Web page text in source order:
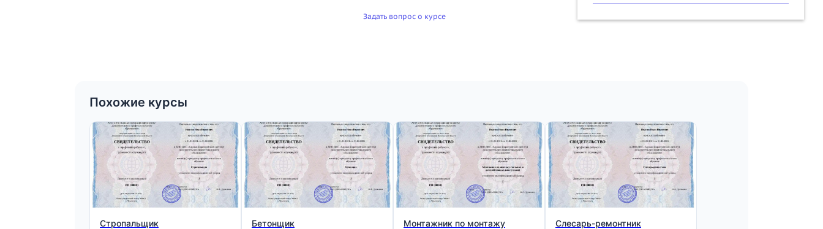
Задать вопрос о курсе
Похожие курсы
Стропальщик Бетонщик
Монтажник по монтажу
Слесарь-ремонтник